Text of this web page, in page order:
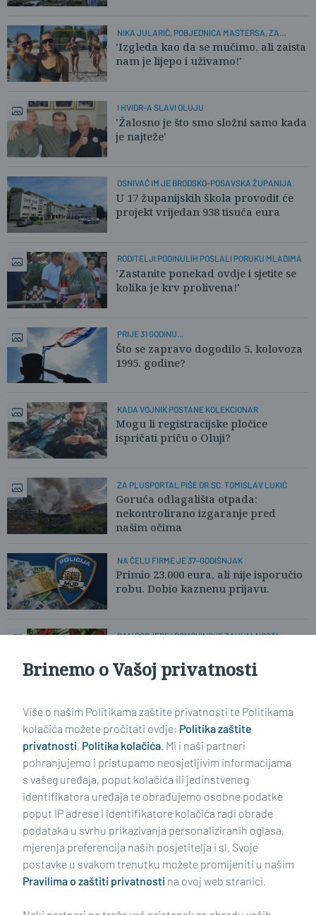
NIKA JULARIĆ, POBJEDNICA MASTERSA, ZA
PLUSPORTAL:
'Izgleda kao da se mučimo, ali zaista
nam je lijepo i uživamo!'
I HVIDR-A SLAVI OLUJU
'Žalosno je što smo složni samo kada
je najteže'
OSNIVAČ IM JE BRODSKO-POSAVSKA ŽUPANIJA
U 17 županijskih škola provodit će
projekt vrijedan 938 tisuća eura
RODITELJI POGINULIH POSLALI PORUKU MLADIMA
'Zastanite ponekad ovdje i sjetite se
kolika je krv prolivena!'
PRIJE 31 GODINU...
Što se zapravo dogodilo 5. kolovoza
1995. godine?
KADA VOJNIK POSTANE KOLEKCIONAR
Mogu li registracijske pločice
ispričati priču o Oluji?
ZA PLUSPORTAL PIŠE DR.SC. TOMISLAV LUKIĆ
Goruća odlagališta otpada:
nekontrolirano izgaranje pred
našim očima
NA ČELU FIRME JE 37-GODIŠNJAK
Primio 23.000 eura, ali nije isporučio
robu. Dobio kaznenu prijavu.
DAN POBJEDE I DOMOVINSKE ZAHVALNOSTI
danas, sutra na redu Slavonski Brod
ZA DRŽAVNI PRAZNIK
Komunalac objavio raspored
odvoza otpada za 5. kolovoz 2026.
Impressum Uvjeti korištenja Politika privatnosti
Politika kolačića Kontakt Pritužbe Suradnici
Brinemo o Vašoj privatnosti
Više o našim Politikama zaštite privatnosti te Politikama
kolačića možete pročitati ovdje: Politika zaštite
privatnosti, Politika kolačića. Mi i naši partneri
pohranjujemo i pristupamo neosjetljivim informacijama
s vašeg uređaja, poput kolačića ili jedinstvenog
identifikatora uređaja te obrađujemo osobne podatke
poput IP adrese i identifikatore kolačića radi obrade
podataka u svrhu prikazivanja personaliziranih oglasa,
mjerenja preferencija naših posjetitelja i sl. Svoje
postavke u svakom trenutku možete promijeniti u našim
Pravilima o zaštiti privatnosti na ovoj web stranici.